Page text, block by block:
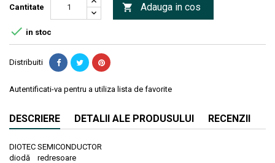
Cantitate  Adauga in cos
 in stoc
Distribuiti
Autentificati-va pentru a utiliza lista de favorite
DESCRIERE DETALII ALE PRODUSULUI RECENZII
DIOTEC SEMICONDUCTOR
diodă redresoare